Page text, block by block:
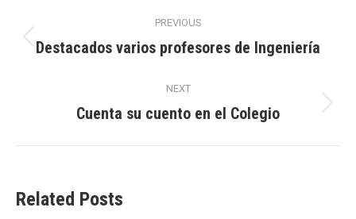
navigation
PREVIOUS
Previous
Destacados varios profesores de Ingeniería
NEXT
Next
Cuenta su cuento en el Colegio
Related Posts